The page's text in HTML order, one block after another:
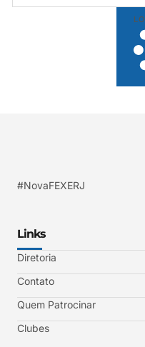
#NovaFEXERJ
Links
Diretoria
Contato
Quem Patrocinar
Clubes